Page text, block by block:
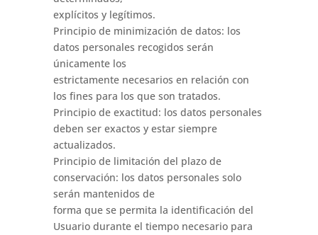
explícitos y legítimos.
Principio de minimización de datos: los
datos personales recogidos serán
únicamente los
estrictamente necesarios en relación con
los fines para los que son tratados.
Principio de exactitud: los datos personales
deben ser exactos y estar siempre
actualizados.
Principio de limitación del plazo de
conservación: los datos personales solo
serán mantenidos de
forma que se permita la identificación del
Usuario durante el tiempo necesario para